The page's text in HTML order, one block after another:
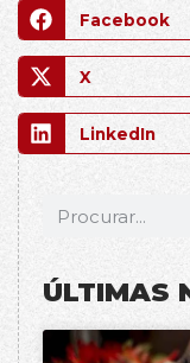
Facebook
X
LinkedIn
ÚLTIMAS